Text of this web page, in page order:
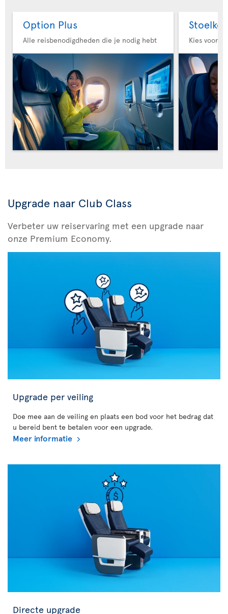
Option Plus
Alle reisbenodigdheden die je nodig hebt Kies voor
Upgrade naar Club Class
Verbeter uw reiservaring met een upgrade naar
onze Premium Economy.
Upgrade per veiling
Doe mee aan de veiling en plaats een bod voor het bedrag dat
u bereid bent te betalen voor een upgrade.
Meer informatie
Directe upgrade